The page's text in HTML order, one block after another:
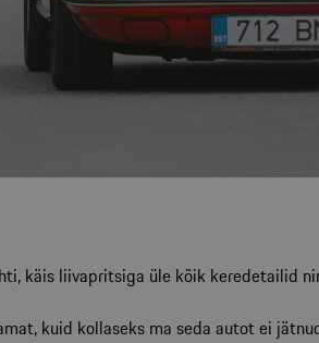
käis liivapritsiga üle kõik keredetailid
kuid kollaseks ma seda autot ei